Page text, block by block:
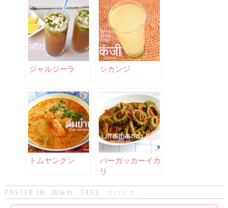
ジャルジーラ シカンジ
トムヤンクン
パーガッカーイカ
リ
POSTED IN: 調味料 . TAGS: スパイス